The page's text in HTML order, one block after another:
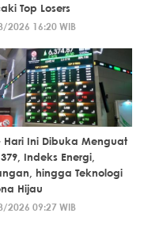
Top Losers
2026 16:20 WIB
Hari Ini Dibuka Menguat
Indeks Energi,
hingga Teknologi
Hijau
2026 09:27 WIB